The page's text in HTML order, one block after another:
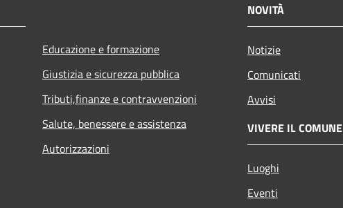
Educazione e formazione
Giustizia e sicurezza pubblica
Tributi,finanze e contravvenzioni
Salute, benessere e assistenza
Autorizzazioni
NOVITÀ
Notizie
Comunicati
Avvisi
VIVERE IL COMUNE
Luoghi
Eventi